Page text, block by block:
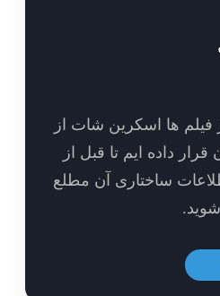
شات از
ایم تا قبل از
آن مطلع